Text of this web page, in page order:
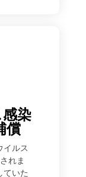
染
償
イルス
れま
ていた